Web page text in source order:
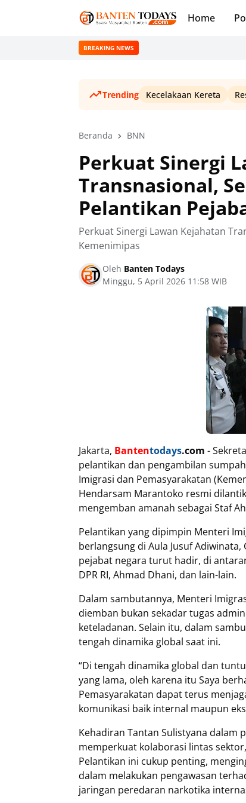
Home
BREAKING NEWS
Trending Kecelakaan Kereta
Beranda BNN
Perkuat Sinergi
Transnasional,
Pelantikan
Perkuat Sinergi Lawan Kejahatan
Kemenimipas
Oleh Banten Todays
Minggu, 5 April 2026 11:58 WIB
Jakarta, Bantentodays.com -
pelantikan dan pengambilan
Imigrasi dan Pemasyarakatan
Hendarsam Marantoko resmi
mengemban amanah sebagai Staf
Pelantikan yang dipimpin Menteri
berlangsung di Aula Jusuf
pejabat negara turut hadir, di
DPR RI, Ahmad Dhani, dan lain-lain.
Dalam sambutannya, Menteri
diemban bukan sekadar tugas
keteladanan. Selain itu, dalam
tengah dinamika global saat ini.
“Di tengah dinamika global dan
yang lama, oleh karena itu Saya
Pemasyarakatan dapat terus
komunikasi baik internal maupun
Kehadiran Tantan Sulistyana dalam
memperkuat kolaborasi lintas
Pelantikan ini cukup penting,
dalam melakukan pengawasan
jaringan peredaran narkotika